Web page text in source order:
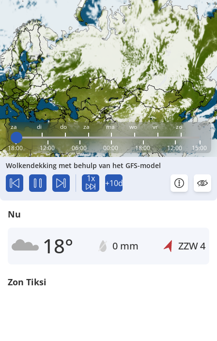
za di do za ma wo vr zo
18:00 12:00 06:00 00:00 18:00 12:00 15:00
Wolkendekking met behulp van het GFS-model
1x +10d
Nu
18° 0 mm ZZW4
Zon Tiksi